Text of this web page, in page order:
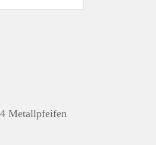
Metallpfeifen